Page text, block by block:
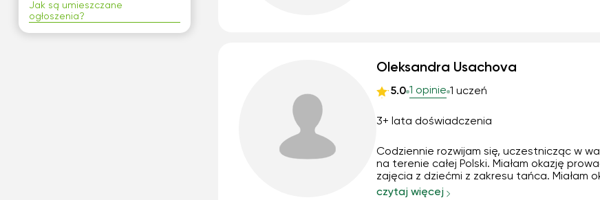
Oleksandra Usachova
5.0 1 opinie 1 uczeń
3+ lata doświadczenia
Codziennie rozwijam się, uczestnicząc w
na terenie całej Polski. Miałam okazję
zajęcia z dziećmi z zakresu tańca. Miałam
również być animatorką dla młodzieży na
czytaj więcej
Jak są umieszczane
ogłoszenia?